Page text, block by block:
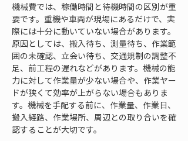
機械費では、稼働時間と待機時間の区別が重
要です。重機や車両が現場にあるだけで、実
際には十分に動いていない場合があります。
原因としては、搬入待ち、測量待ち、作業範
囲の未確認、立会い待ち、交通規制の調整不
足、前工程の遅れなどがあります。機械の能
力に対して作業量が少ない場合や、作業ヤー
ドが狭くて効率が上がらない場合もありま
す。機械を手配する前に、作業量、作業日、
搬入経路、作業場所、周辺との取り合いを確
認することが大切です。